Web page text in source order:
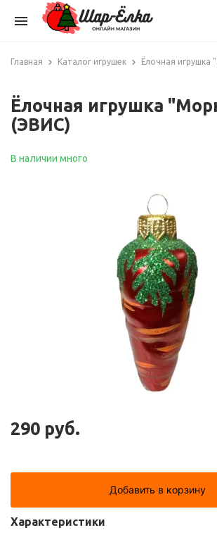
menu
Главная Каталог игрушек Ёлочная игрушка
Ёлочная игрушка
(ЭВИС)
В наличии много
290 руб.
Добавить в корзину
Характеристики